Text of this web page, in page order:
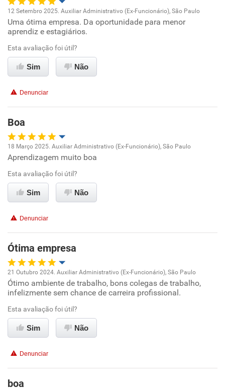
Oportunidade de promoção
Ambiente de trabalho
Conciliação com a vida familiar
Recomenda a diretoria
12 Setembro 2025. Auxiliar Administrativo (Ex-Funcionário), São Paulo
Uma ótima empresa. Da oportunidade para menor
aprendiz e estagiários.
Esta avaliação foi útil?
Sim Não
Denunciar
Boa
Oportunidade de promoção
Ambiente de trabalho
Benefícios
Recomenda esta empresa
Recomenda a diretoria
18 Março 2025. Auxiliar Administrativo (Ex-Funcionário), São Paulo
Aprendizagem muito boa
Esta avaliação foi útil?
Sim Não
Denunciar
Ótima empresa
Oportunidade de promoção
Ambiente de trabalho
Conciliação com a vida familiar
21 Outubro 2024. Auxiliar Administrativo (Ex-Funcionário), São Paulo
Ótimo ambiente de trabalho, bons colegas de trabalho,
infelizmente sem chance de carreira profissional.
Esta avaliação foi útil?
Sim Não
Denunciar
boa